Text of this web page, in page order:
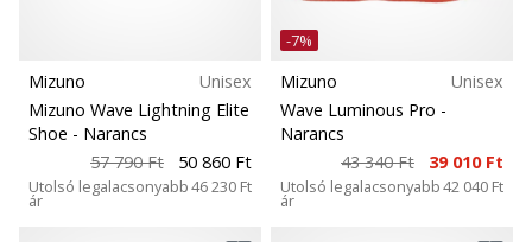
mint
mi?
Csatlakozz
hozzánk
márkanagykövetként.
Mizuno
Unisex
Mizuno Wave Lightning Elite
Shoe - Narancs
57 790 Ft
50 860 Ft
Utolsó legalacsonyabb
ár
46 230 Ft
-7%
Mizuno
Unisex
Wave Luminous Pro -
Narancs
43 340 Ft
39 010 Ft
Utolsó legalacsonyabb
ár
42 040 Ft